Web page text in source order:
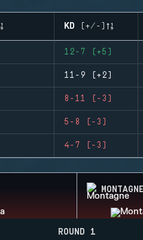
KD (+/-)
12-7 (+5)
11-9 (+2)
8-11 (-3)
5-8 (-3)
4-7 (-3)
MONTAGNE
ROUND 1